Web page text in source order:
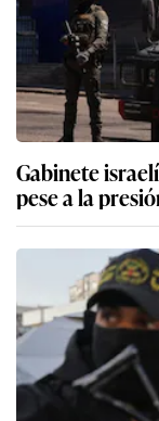
Gabinete
pese a la